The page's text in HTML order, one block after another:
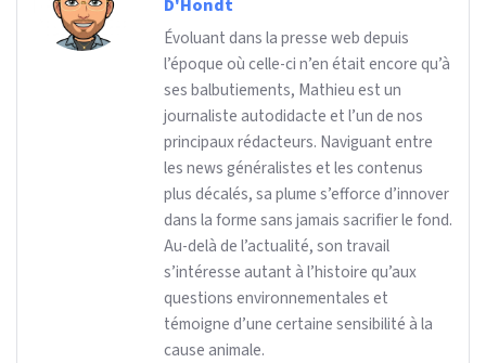
D'Hondt
Évoluant dans la presse web depuis
l’époque où celle-ci n’en était encore qu’à
ses balbutiements, Mathieu est un
journaliste autodidacte et l’un de nos
principaux rédacteurs. Naviguant entre
les news généralistes et les contenus
plus décalés, sa plume s’efforce d’innover
dans la forme sans jamais sacrifier le fond.
Au-delà de l’actualité, son travail
s’intéresse autant à l’histoire qu’aux
questions environnementales et
témoigne d’une certaine sensibilité à la
cause animale.